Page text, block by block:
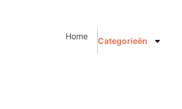
Home Categorieën